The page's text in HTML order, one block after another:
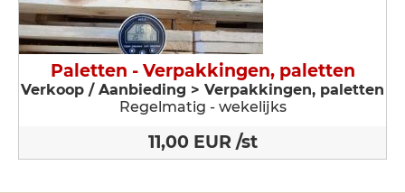
Paletten - Verpakkingen, paletten
Verkoop / Aanbieding > Verpakkingen, paletten
Regelmatig - wekelijks
11,00 EUR /st